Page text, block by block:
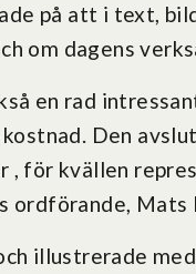
på att i text,
om dagens
en rad
Den
, för kvällen
ordförande, Mats
illustrerade